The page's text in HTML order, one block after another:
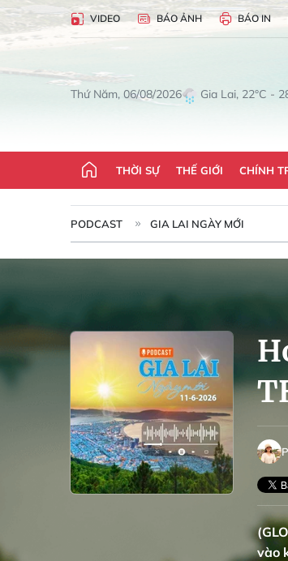
VIDEO BÁO ẢNH BÁO IN
Thứ Năm, 06/08/2026 Gia Lai, 22°C -
THỜI SỰ THẾ GIỚI CHÍNH
PODCAST GIA LAI NGÀY MỚI
vào